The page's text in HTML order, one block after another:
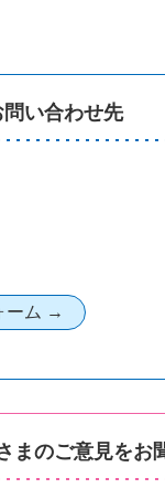
い合わせ先
まのご意見をお